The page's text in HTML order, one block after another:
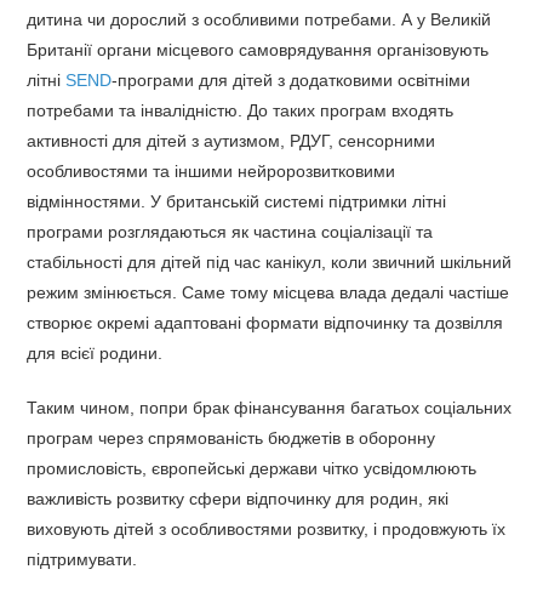
дитина чи дорослий з особливими потребами. А у Великій
Британії органи місцевого самоврядування організовують
літніSEND-програми для дітей з додатковими освітніми
потребами та інвалідністю. До таких програм входять
активності для дітей з аутизмом, РДУГ, сенсорними
особливостями та іншими нейророзвитковими
відмінностями. У британській системі підтримки літні
програми розглядаються як частина соціалізації та
стабільності для дітей під час канікул, коли звичний шкільний
режим змінюється. Саме тому місцева влада дедалі частіше
створює окремі адаптовані формати відпочинку та дозвілля
для всієї родини.
Таким чином, попри брак фінансування багатьох соціальних
програм через спрямованість бюджетів в оборонну
промисловість, європейські держави чітко усвідомлюють
важливість розвитку сфери відпочинку для родин, які
виховують дітей з особливостями розвитку, і продовжують їх
підтримувати.